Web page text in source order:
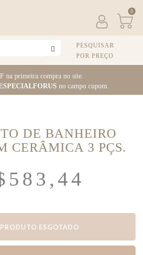
na primeira compra no site.
no campo cupom.
0
PESQUISAR
POR PREÇO
DE BANHEIRO
CERÂMICA 3 PÇS.
583,44
PRODUTO ESGOTADO